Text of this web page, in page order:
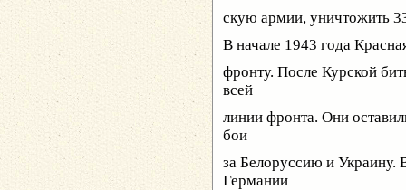
скую армии, уничтожить
В начале 1943 года
фронту. После Курской
всей
линии фронта. Они
бои
за Белоруссию и Украину.
Германии